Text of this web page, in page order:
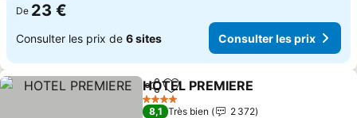
De 23 €
Consulter les prix de 6 sites Consulter les prix
PartagerAjouter à mes favoris
HOTEL PREMIERE
4 Étoiles
8,1 Très bien
2 372